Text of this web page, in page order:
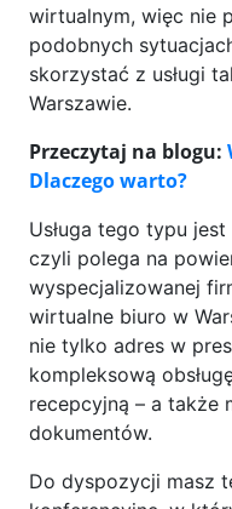
wirtualnym, więc nie
podobnych
skorzystać z usługi
Warszawie.
Przeczytaj na blogu:
Dlaczego warto?
Usługa tego typu
czyli polega na
wyspecjalizowanej
wirtualne biuro w
nie tylko adres w
kompleksową
recepcyjną – a także
dokumentów.
Do dyspozycji masz